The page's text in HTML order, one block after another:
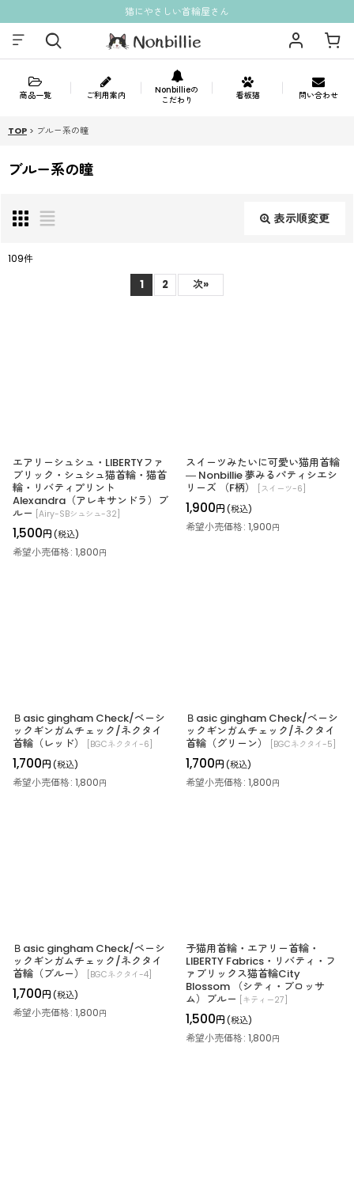
猫にやさしい首輪屋さん
商品一覧 ご利用案内
Nonbillieの
こだわり
看板猫 問い合わせ
TOP > ブルー系の瞳
ブルー系の瞳
表示順変更
109件
1 2 次»
エアリーシュシュ・LIBERTYファ
ブリック・シュシュ猫首輪・猫首
輪・リバティプリント
Alexandra（アレキサンドラ）ブ
ルー Airy-SBシュシュ-32
1,500円 (税込)
希望小売価格: 1,800円
スイーツみたいに可愛い猫用首輪
― Nonbillie 夢みるパティシエシ
リーズ （F柄）
スイーツ-6
1,900円 (税込)
希望小売価格: 1,900円
Ｂasic gingham Check/ベーシ
ックギンガムチェック/ネクタイ
首輪（レッド）
BGCネクタイ-6
1,700円 (税込)
希望小売価格: 1,800円
Ｂasic gingham Check/ベーシ
ックギンガムチェック/ネクタイ
首輪（グリーン）
BGCネクタイ-5
1,700円 (税込)
希望小売価格: 1,800円
Ｂasic gingham Check/ベーシ
ックギンガムチェック/ネクタイ
首輪（ブルー）
BGCネクタイ-4
1,700円 (税込)
希望小売価格: 1,800円
子猫用首輪・エアリー首輪・
LIBERTY Fabrics・リバティ・フ
ァブリックス猫首輪City
Blossom （シティ・ブロッサ
ム）ブルー
キティー27
1,500円 (税込)
希望小売価格: 1,800円